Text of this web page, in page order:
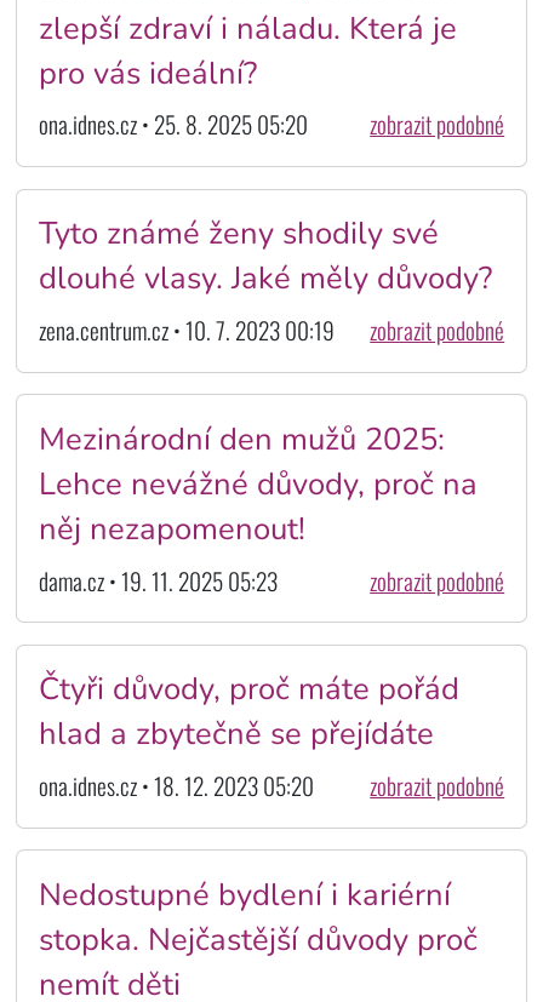
zlepší zdraví i náladu. Která je
pro vás ideální?
ona.idnes.cz • 25. 8. 2025 05:20 zobrazit podobné
Tyto známé ženy shodily své
dlouhé vlasy. Jaké měly důvody?
zena.centrum.cz • 10. 7. 2023 00:19 zobrazit podobné
Mezinárodní den mužů 2025:
Lehce nevážné důvody, proč na
něj nezapomenout!
dama.cz • 19. 11. 2025 05:23 zobrazit podobné
Čtyři důvody, proč máte pořád
hlad a zbytečně se přejídáte
ona.idnes.cz • 18. 12. 2023 05:20 zobrazit podobné
Nedostupné bydlení i kariérní
stopka. Nejčastější důvody proč
nemít děti